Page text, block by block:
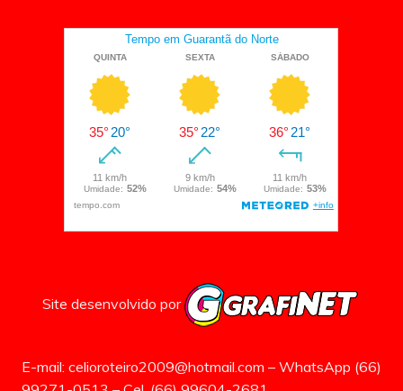
Site desenvolvido por
E-mail: celioroteiro2009@hotmail.com – WhatsApp (66)